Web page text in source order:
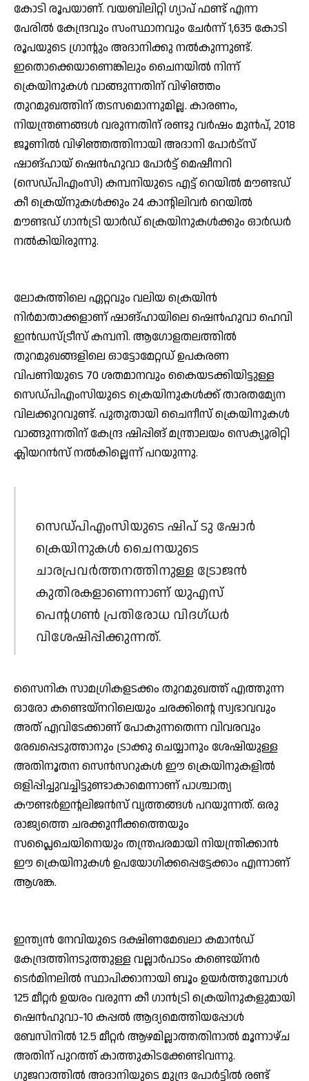
കോടി രൂപയാണ്. വയബിലിറ്റി ഗ്യാപ് ഫണ്ട് എന്ന
പേരില്‍ കേന്ദ്രവും സംസ്ഥാനവും ചേര്‍ന്ന് 1,635 കോടി
രൂപയുടെ ഗ്രാന്റും അദാനിക്കു നല്‍കുന്നുണ്ട്.
ഇതൊക്കെയാണെങ്കിലും ചൈനയില്‍ നിന്ന്
ക്രെയിനുകള്‍ വാങ്ങുന്നതിന് വിഴിഞ്ഞം
തുറമുഖത്തിന് തടസമൊന്നുമില്ല. കാരണം,
നിയന്ത്രണങ്ങള്‍ വരുന്നതിന് രണ്ടു വര്‍ഷം മുന്‍പ്, 2018
ജൂണില്‍ വിഴിഞ്ഞത്തിനായി അദാനി പോര്‍ട്സ്
ഷാങ്ഹായ് ഷെന്‍ഹുവാ പോര്‍ട്ട് മെഷീനറി
(സെഡ്പിഎംസി) കമ്പനിയുടെ എട്ട് റെയില്‍ മൗണ്ടഡ്
കീ ക്രെയ്നുകള്‍ക്കും 24 കാന്റിലിവര്‍ റെയില്‍
മൗണ്ടഡ് ഗാന്‍ട്രി യാര്‍ഡ് ക്രെയിനുകള്‍ക്കും ഓര്‍ഡര്‍
നല്‍കിയിരുന്നു.
ലോകത്തിലെ ഏറ്റവും വലിയ ക്രെയിന്‍
നിര്‍മാതാക്കളാണ് ഷാങ്ഹായിലെ ഷെന്‍ഹുവാ ഹെവി
ഇന്‍ഡസ്ട്രീസ് കമ്പനി. ആഗോളതലത്തില്‍
തുറമുഖങ്ങളിലെ ഓട്ടോമേറ്റഡ് ഉപകരണ
വിപണിയുടെ 70 ശതമാനവും കൈയടക്കിയിട്ടുള്ള
സെഡ്പിഎംസിയുടെ ക്രെയിനുകള്‍ക്ക് താരതമ്യേന
വിലക്കുറവുണ്ട്. പുതുതായി ചൈനീസ് ക്രെയിനുകള്‍
വാങ്ങുന്നതിന് കേന്ദ്ര ഷിപ്പിങ് മന്ത്രാലയം സെക്യൂരിറ്റി
ക്ലിയറന്‍സ് നല്‍കില്ലെന്ന് പറയുന്നു.
സെഡ്പിഎംസിയുടെ ഷിപ് ടു ഷോര്‍
ക്രെയിനുകള്‍ ചൈനയുടെ
ചാരപ്രവര്‍ത്തനത്തിനുള്ള ട്രോജന്‍
കുതിരകളാണെന്നാണ് യുഎസ്
പെന്റഗണ്‍ പ്രതിരോധ വിദഗ്ധര്‍
വിശേഷിപ്പിക്കുന്നത്.
സൈനിക സാമഗ്രികളടക്കം തുറമുഖത്ത് എത്തുന്ന
ഓരോ കണ്ടെയ്നറിലെയും ചരക്കിന്റെ സ്വഭാവവും
അത് എവിടേക്കാണ് പോകുന്നതെന്ന വിവരവും
രേഖപ്പെടുത്താനും ട്രാക്കു ചെയ്യാനും ശേഷിയുള്ള
അതിനൂതന സെന്‍സറുകള്‍ ഈ ക്രെയിനുകളില്‍
ഒളിപ്പിച്ചുവച്ചിട്ടുണ്ടാകാമെന്നാണ് പാശ്ചാത്യ
കൗണ്ടര്‍ഇന്റലിജന്‍സ് വൃത്തങ്ങള്‍ പറയുന്നത്. ഒരു
രാജ്യത്തെ ചരക്കുനീക്കത്തെയും
സപ്ലൈചെയിനെയും തന്ത്രപരമായി നിയന്ത്രിക്കാന്‍
ഈ ക്രെയിനുകള്‍ ഉപയോഗിക്കപ്പെട്ടേക്കാം എന്നാണ്
ആശങ്ക.
ഇന്ത്യന്‍ നേവിയുടെ ദക്ഷിണമേഖലാ കമാന്‍ഡ്
കേന്ദ്രത്തിനടുത്തുള്ള വല്ലാര്‍പാടം കണ്ടെയ്നര്‍
ടെര്‍മിനലില്‍ സ്ഥാപിക്കാനായി ബൂം ഉയര്‍ത്തുമ്പോള്‍
125 മീറ്റര്‍ ഉയരം വരുന്ന കീ ഗാന്‍ട്രി ക്രെയിനുകളുമായി
ഷെന്‍ഹുവാ-10 കപ്പല്‍ ആദ്യമെത്തിയപ്പോള്‍
ബേസിനില്‍ 12.5 മീറ്റര്‍ ആഴമില്ലാത്തതിനാല്‍ മൂന്നാഴ്ച
അതിന് പുറത്ത് കാത്തുകിടക്കേണ്ടിവന്നു.
ഗുജറാത്തില്‍ അദാനിയുടെ മുന്ദ്ര പോര്‍ട്ടില്‍ രണ്ട്